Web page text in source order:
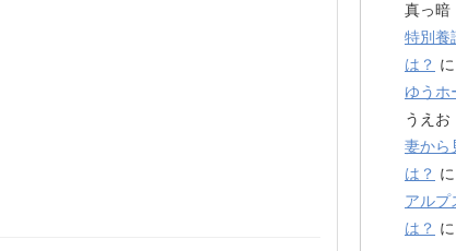
真っ暗
特別養
は？
ゆうホ
うえお
妻から
は？
アルプ
は？